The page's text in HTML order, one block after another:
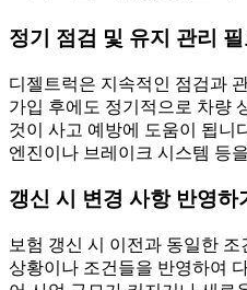
정기 점검 및 유지 관리 필
디젤트럭은 지속적인 점검과
가입 후에도 정기적으로 차량
것이 사고 예방에 도움이 됩니
엔진이나 브레이크 시스템 등
갱신 시 변경 사항 반영하
보험 갱신 시 이전과 동일한
상황이나 조건들을 반영하여